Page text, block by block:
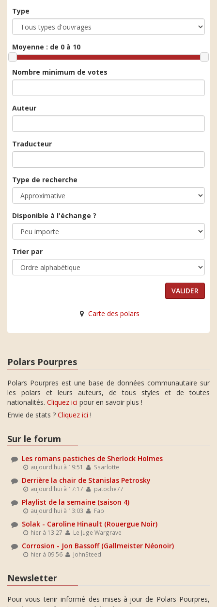
Type
Moyenne : de 0 à 10
Nombre minimum de votes
Auteur
Traducteur
Type de recherche
Disponible à l'échange ?
Trier par
Carte des polars
Polars Pourpres
Polars Pourpres est une base de données communautaire sur
les polars et leurs auteurs, de tous styles et de toutes
nationalités. Cliquez ici pour en savoir plus !
Envie de stats ? Cliquez ici !
Sur le forum
Les romans pastiches de Sherlock Holmes
aujourd'hui à 19:51 Ssarlotte
Derrière la chair de Stanislas Petrosky
aujourd'hui à 17:17 patoche77
Playlist de la semaine (saison 4)
aujourd'hui à 13:03 Fab
Solak - Caroline Hinault (Rouergue Noir)
hier à 13:27 Le Juge Wargrave
Corrosion - Jon Bassoff (Gallmeister Néonoir)
hier à 09:56 JohnSteed
Newsletter
Pour vous tenir informé des mises-à-jour de Polars Pourpres,